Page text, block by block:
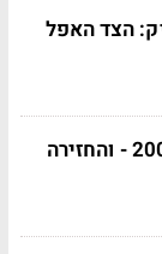
הצד האפל
המשטרה תפסה כסף ב-2005 - והחזירה